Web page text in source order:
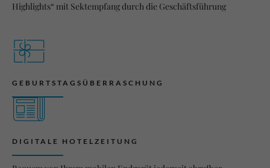
Highlights“ mit Sektempfang durch die Geschäftsführung
GEBURTSTAGSÜBERRASCHUNG
DIGITALE HOTELZEITUNG